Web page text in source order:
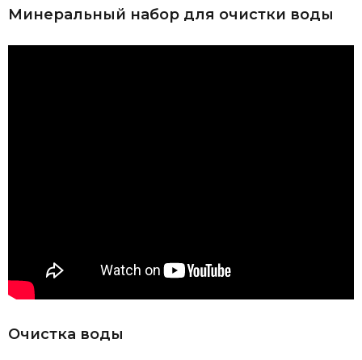
Минеральный набор для очистки воды
Очистка воды